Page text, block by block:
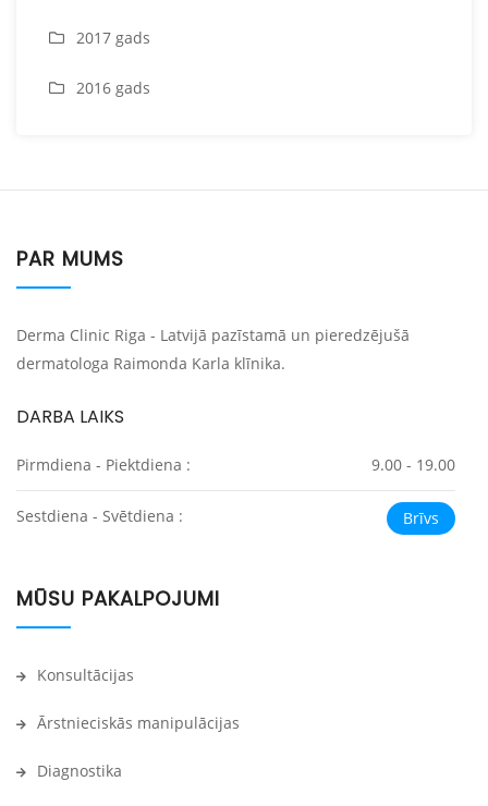
2017 gads
2016 gads
PAR MUMS
Derma Clinic Riga - Latvijā pazīstamā un pieredzējušā
dermatologa Raimonda Karla klīnika.
DARBA LAIKS
Pirmdiena - Piektdiena : 9.00 - 19.00
Sestdiena - Svētdiena : Brīvs
MŪSU PAKALPOJUMI
Konsultācijas
Ārstnieciskās manipulācijas
Diagnostika